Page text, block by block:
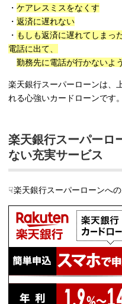
・ ケアレスミスをなくす
・ 返済に遅れない
・ もしも返済に遅れてしまっ
電話に出て、
勤務先に電話が行かないよ
楽天銀行スーパーローンは、
れる心強いカードローンです。
楽天銀行スーパーロ
ない充実サービス
☟楽天銀行スーパーローンへの